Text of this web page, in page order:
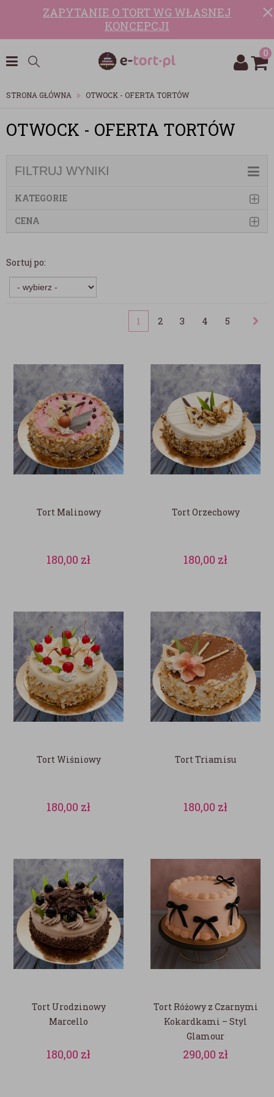
ZAPYTANIE O TORT WG WŁASNEJ
KONCEPCJI
0
STRONA GŁÓWNA OTWOCK - OFERTA TORTÓW
OTWOCK - OFERTA TORTÓW
FILTRUJ WYNIKI
KATEGORIE
CENA
Sortuj po:
1 2 3 4 5
Tort Malinowy
180,00 zł
Tort Orzechowy
180,00 zł
Tort Wiśniowy
180,00 zł
Tort Triamisu
180,00 zł
Tort Urodzinowy
Marcello
180,00 zł
Tort Różowy z Czarnymi
Kokardkami – Styl
Glamour
290,00 zł